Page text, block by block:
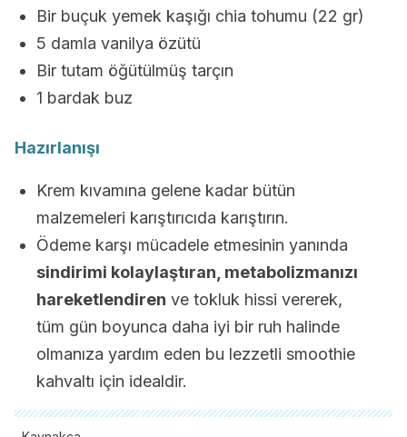
Bir buçuk yemek kaşığı chia tohumu (22 gr)
5 damla vanilya özütü
Bir tutam öğütülmüş tarçın
1 bardak buz
Hazırlanışı
Krem kıvamına gelene kadar bütün
malzemeleri karıştırıcıda karıştırın.
Ödeme karşı mücadele etmesinin yanında
sindirimi kolaylaştıran, metabolizmanızı
hareketlendiren ve tokluk hissi vererek,
tüm gün boyunca daha iyi bir ruh halinde
olmanıza yardım eden bu lezzetli smoothie
kahvaltı için idealdir.